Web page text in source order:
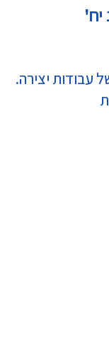
עבודות יצירה.